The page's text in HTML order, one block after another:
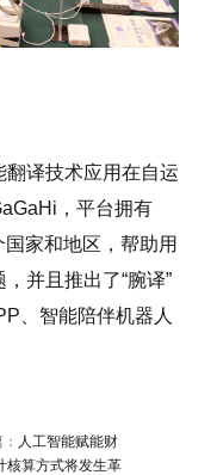
译技术应用在自运
，平台拥有
家和地区，帮助用
并且推出了“腕译”
、智能陪伴机器人
人工智能赋能财
核算方式将发生革